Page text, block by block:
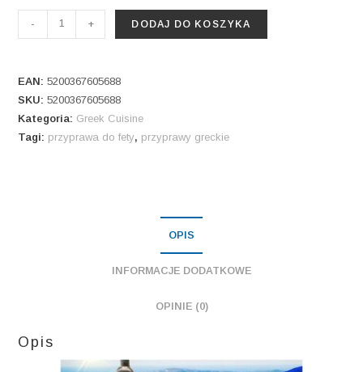
Przyprawa
Fety
- + DODAJ DO KOSZYKA
EAN:5200367605688
SKU:5200367605688
Kategoria: Greek Cuisine
Tagi: przyprawa do fety, przyprawy greckie
OPIS
INFORMACJE DODATKOWE
OPINIE (0)
Opis